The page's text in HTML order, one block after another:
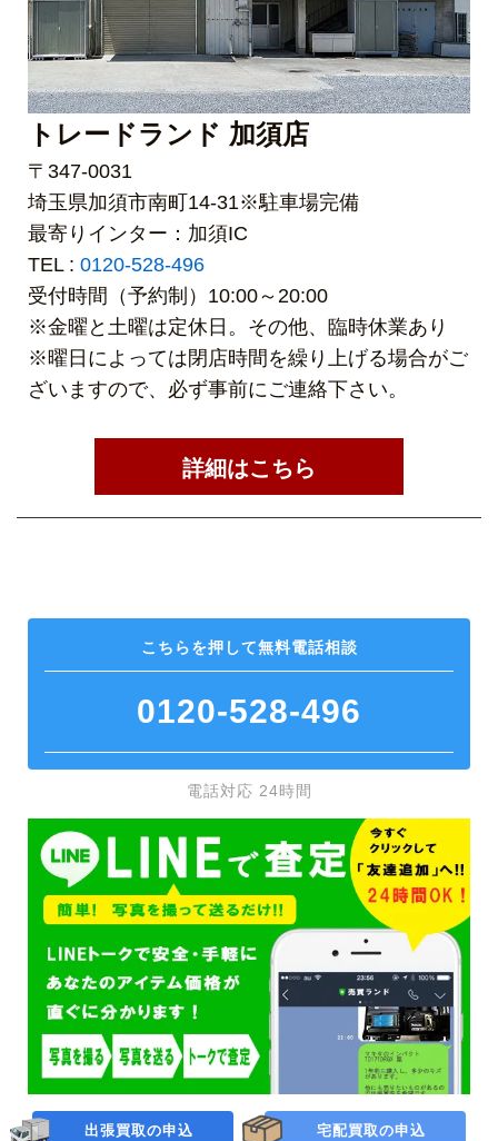
トレードランド 加須店
〒347-0031
埼玉県加須市南町14-31※駐車場完備
最寄りインター：加須IC
TEL : 0120-528-496
受付時間（予約制）10:00～20:00
※金曜と土曜は定休日。その他、臨時休業あり
※曜日によっては閉店時間を繰り上げる場合がご
ざいますので、必ず事前にご連絡下さい。
詳細はこちら
出張買取の申込 宅配買取の申込
こちらを押して無料電話相談
0120-528-496
電話対応 24時間